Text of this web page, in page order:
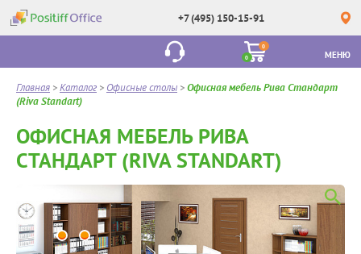
+7 (495) 150-15-91
0
0
МЕНЮ
Главная >Каталог > Офисные столы >Офисная мебель Рива Стандарт
(Riva Standart)
ОФИСНАЯ МЕБЕЛЬ РИВА
СТАНДАРТ (RIVA STANDART)